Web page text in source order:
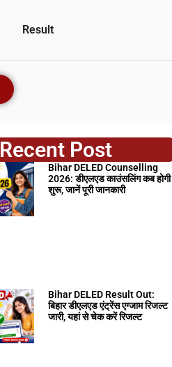
Result
Recent Post
Bihar DELED Counselling
2026: डीएलएड काउंसलिंग कब होगी
शुरू, जानें पूरी जानकारी
Bihar DELED Result Out:
बिहार डीएलएड एंट्रेंस एग्जाम रिजल्ट
जारी, यहां से चेक करें रिजल्ट